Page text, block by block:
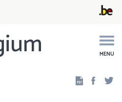
MENU